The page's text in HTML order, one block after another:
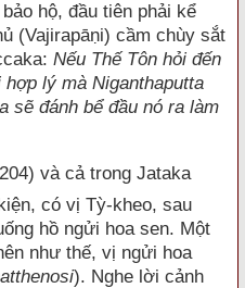
hộ, đầu tiên phải kể
(Vajirapāṇi) cầm chùy sắt
Nếu Thế Tôn hỏi đến
lý mà Niganthaputta
sẽ đánh bể đầu nó ra làm
và cả trong Jataka
có vị Tỳ-kheo, sau
hồ ngửi hoa sen. Một
như thế, vị ngửi hoa
). Nghe lời cảnh